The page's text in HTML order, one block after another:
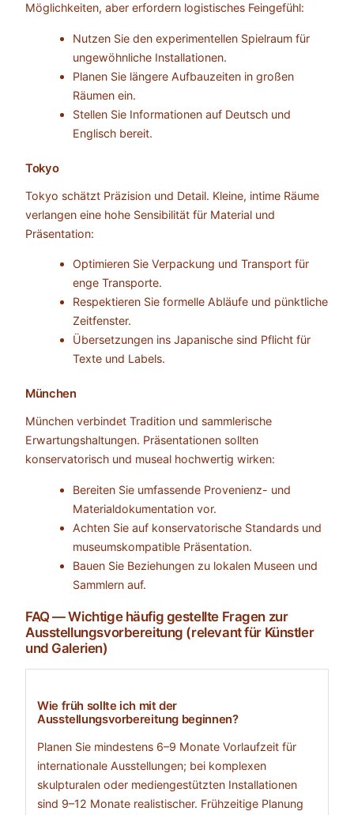
Möglichkeiten, aber erfordern logistisches Feingefühl:
Nutzen Sie den experimentellen Spielraum für
ungewöhnliche Installationen.
Planen Sie längere Aufbauzeiten in großen
Räumen ein.
Stellen Sie Informationen auf Deutsch und
Englisch bereit.
Tokyo
Tokyo schätzt Präzision und Detail. Kleine, intime Räume
verlangen eine hohe Sensibilität für Material und
Präsentation:
Optimieren Sie Verpackung und Transport für
enge Transporte.
Respektieren Sie formelle Abläufe und pünktliche
Zeitfenster.
Übersetzungen ins Japanische sind Pflicht für
Texte und Labels.
München
München verbindet Tradition und sammlerische
Erwartungshaltungen. Präsentationen sollten
konservatorisch und museal hochwertig wirken:
Bereiten Sie umfassende Provenienz- und
Materialdokumentation vor.
Achten Sie auf konservatorische Standards und
museumskompatible Präsentation.
Bauen Sie Beziehungen zu lokalen Museen und
Sammlern auf.
FAQ — Wichtige häufig gestellte Fragen zur
Ausstellungsvorbereitung (relevant für Künstler
und Galerien)
Wie früh sollte ich mit der
Ausstellungsvorbereitung beginnen?
Planen Sie mindestens 6–9 Monate Vorlaufzeit für
internationale Ausstellungen; bei komplexen
skulpturalen oder mediengestützten Installationen
sind 9–12 Monate realistischer. Frühzeitige Planung